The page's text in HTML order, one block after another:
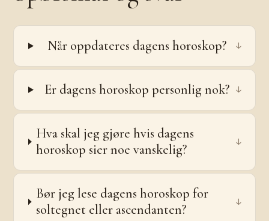
Når oppdateres dagens horoskop? ↓
Er dagens horoskop personlig nok? ↓
Hva skal jeg gjøre hvis dagens
horoskop sier noe vanskelig?
↓
Bør jeg lese dagens horoskop for
soltegnet eller ascendanten?
↓